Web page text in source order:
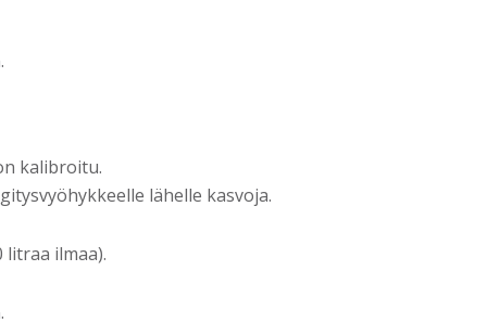
kalibroitu.
lähelle kasvoja.
ilmaa).